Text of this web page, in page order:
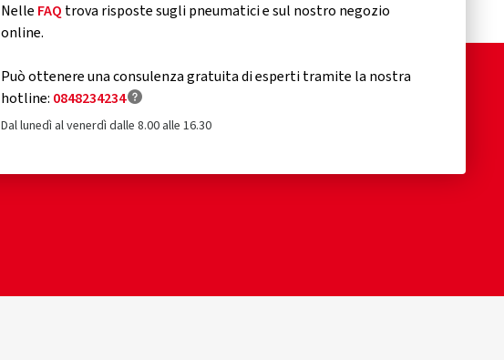
Nelle FAQ trova risposte sugli pneumatici e sul nostro negozio
online.
Può ottenere una consulenza gratuita di esperti tramite la nostra
hotline: 0848234234
Dal lunedì al venerdì dalle 8.00 alle 16.30